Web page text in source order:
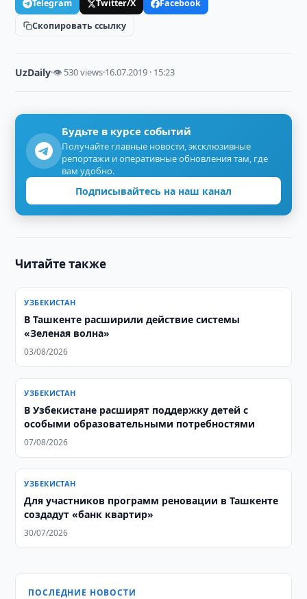
Telegram Twitter/X
Facebook
Скопировать ссылку
UzDaily·👁 530 views·16.07.2019 · 15:23
Будьте в курсе событий
Получайте главные новости, эксклюзивные
репортажи и оперативные обновления там, где
вам удобно.
Подписывайтесь на наш канал
Читайте также
УЗБЕКИСТАН
В Ташкенте расширили действие системы
«Зеленая волна»
03/08/2026
УЗБЕКИСТАН
В Узбекистане расширят поддержку детей с
особыми образовательными потребностями
07/08/2026
УЗБЕКИСТАН
Для участников программ реновации в Ташкенте
создадут «банк квартир»
30/07/2026
ПОСЛЕДНИЕ НОВОСТИ